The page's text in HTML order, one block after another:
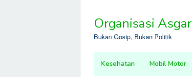
contentOrganisasi Asgar
Bukan Gosip, Bukan Politik
Kesehatan Mobil Motor